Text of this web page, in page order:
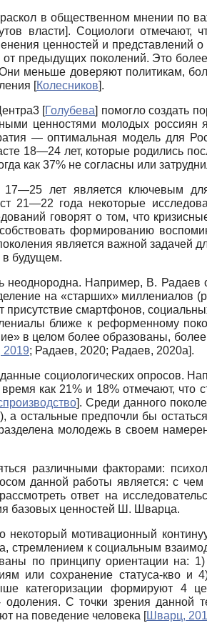
в общественном мнении по
власти]. Социологи отмечают,
ценностей и представлений
предыдущих поколений. Это
меньше доверяют политикам,
[Колесников].
[Голубева] помогло создать
ценностями молодых
— оптимальная модель для
18—24 лет, которые родились
как 37% не согласны или
17—25 лет является ключевым
21—22 года некоторые
говорят о том, что
формированию
является важной
в будущем.
неоднородна. Например, В. Радаев
на «старших»
смартфонов,
ближе к реформенному
в целом более образованы,
2019; Радаев, 2020; Радаев, 2020а].
социологических опросов.
как 21% и 18% отмечают, что
]. Среди данного
а остальные предпочли бы
молодежь в своем
различными факторами:
данной работы является: с
ответ на
базовых ценностей Ш. Шварца.
мотивационный
стремлением к социальным
по принципу ориентации на:
или сохранение статуса-кво и
категоризации формируют 4
С точки зрения данной
на поведение человека [Шварц,